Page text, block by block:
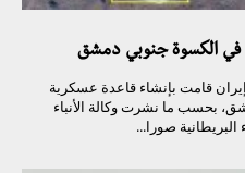
الكسوة جنوبي دمشق
قامت بإنشاء قاعدة عسكرية
بحسب ما نشرت وكالة الأنباء